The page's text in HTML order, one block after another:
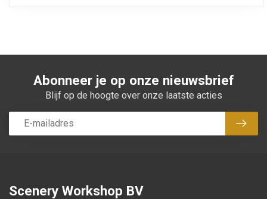
Abonneer je op onze nieuwsbrief
Blijf op de hoogte over onze laatste acties
Scenery Workshop BV